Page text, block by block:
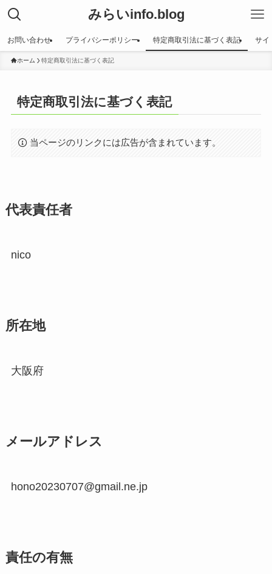
みらいinfo.blog
お問い合わせ プライバシーポリシー 特定商取引法に基づく表記 サイ
ホーム 特定商取引法に基づく表記
特定商取引法に基づく表記
当ページのリンクには広告が含まれています。
代表責任者
nico
所在地
大阪府
メールアドレス
hono20230707@gmail.ne.jp
責任の有無